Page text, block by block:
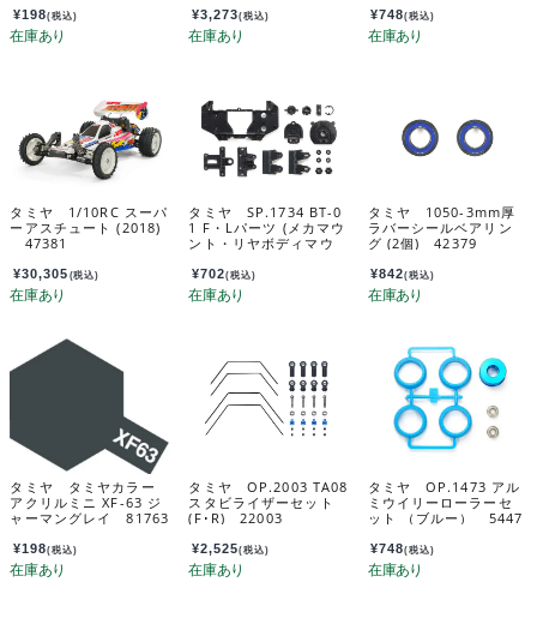
¥198(税込) ¥3,273(税込) ¥748(税込)
タミヤ 1/10RC スーパ
ーアスチュート (2018)
47381
¥30,305 (税込)
タミヤ SP.1734 BT-0
1 F・Lパーツ (メカマウ
ント・リヤボディマウ
¥702(税込)
タミヤ 1050-3mm厚
ラバーシールベアリン
グ (2個) 42379
¥842(税込)
タミヤ タミヤカラー
アクリルミニ XF-63 ジ
ャーマングレイ 81763
¥198(税込)
タミヤ OP.2003 TA08
スタビライザーセット
(F･R) 22003
¥2,525(税込)
タミヤ OP.1473 アル
ミウイリーローラーセ
ット （ブルー） 5447
¥748(税込)